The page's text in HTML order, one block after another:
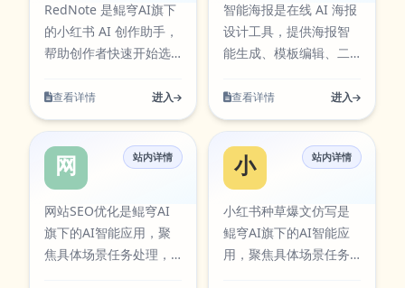
复操作带来的时间成
本。当前条目已在本站
AI工具卡片中同步展
示，访问入口：
https://aiapps.kunqiongai.com/#1000。
间成本。当前条目已在
本站AI工具卡片中同步
展示，访问入口：
https://
实际使用场景设计，支
持从输入到结果的完整
流程，适合日常办公、
团队协作等多类任务。
在使用过程中可按需求
调整参数与输出方式，
帮助你在保证结果质量
的同时提升执行效率，
减少重复操作带来的时
间成本。当前条目已在
本站AI工具卡片中同步
展示，访问入口：
RedNote 是鲲穹AI旗下
的小红书 AI 创作助手，
帮助创作者快速开始选
化标题与提升内容生产
效率。
查看详情 进入
智能海报是在线 AI 海报
设计工具，提供海报智
能生成、模板编辑、二
多尺寸适配和
PNG/JPG/PDF 导出。
查看详情 进入
网站SEO优化
站内详情
网站SEO优化是鲲穹AI
旗下的AI智能应用，聚
焦具体场景任务处理，
小红书种草爆
站内详情
小红书种草爆文仿写是
鲲穹AI旗下的AI智能应
用，聚焦具体场景任务